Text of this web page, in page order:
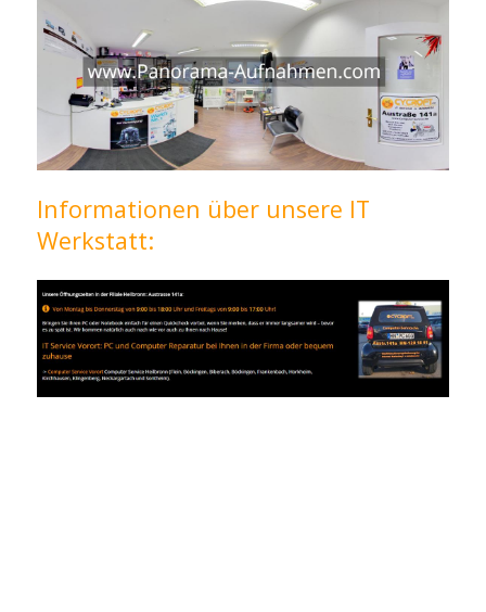
Informationen über unsere IT
Werkstatt: